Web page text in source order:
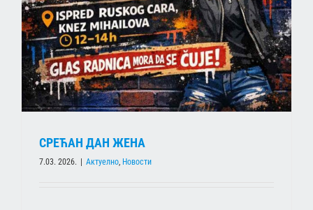
СРЕЋАН ДАН ЖЕНА
7.03. 2026. Актуелно, Новости